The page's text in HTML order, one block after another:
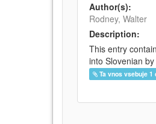
Author(s):
Rodney, Walter
Description:
This entry
into Slovenian
Ta vnos vsebuje